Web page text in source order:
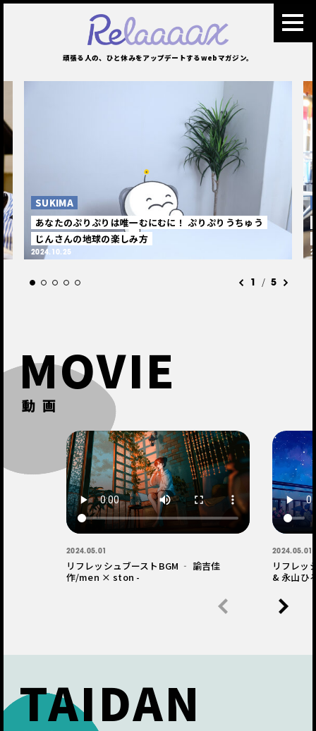
頑張る人の、ひと休みをアップデートするwebマガジン。
むに！ ぷりぷりうちゅう
SUKIMA
体は疲れるが心は疲れない。人
主・健太さんの天職を全うする日
2 / 5
MOVIE
動画
2024.05.01
リフレッシュブーストBGM ‐ 諭吉佳
作/men × ston -
2024.05.01
リフレッ
& 永山ひ
TAIDAN